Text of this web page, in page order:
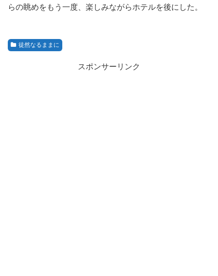
らの眺めをもう一度、楽しみながらホテルを後にした。
徒然なるままに
スポンサーリンク